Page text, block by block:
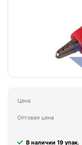
Цена
Оптовая цена
В наличии 19 упак.